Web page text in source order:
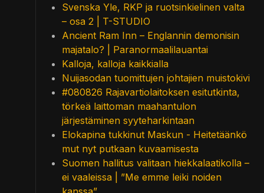
Svenska Yle, RKP ja ruotsinkielinen valta
– osa 2 | T-STUDIO
Ancient Ram Inn – Englannin demonisin
majatalo? | Paranormaalilauantai
Kalloja, kalloja kaikkialla
Nuijasodan tuomittujen johtajien muistokivi
#080826 Rajavartiolaitoksen esitutkinta,
törkeä laittoman maahantulon
järjestäminen syyteharkintaan
Elokapina tukkinut Maskun - Heitetäänkö
mut nyt putkaan kuvaamisesta
Suomen hallitus valitaan hiekkalaatikolla –
ei vaaleissa | ”Me emme leiki noiden